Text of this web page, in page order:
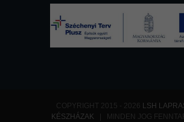
COPYRIGHT 2015 - 2026 LSH
KÉSZHÁZAK | MINDEN JOG